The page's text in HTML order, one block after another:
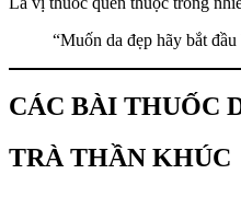
“Muốn da đẹp hãy bắt
CÁC BÀI THUỐC
TRÀ THẦN KHÚC